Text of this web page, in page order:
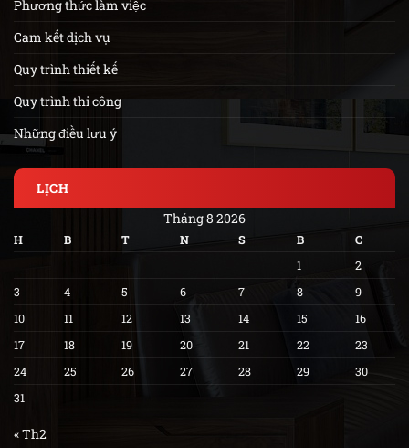
Phương thức làm việc
Cam kết dịch vụ
Quy trình thiết kế
Quy trình thi công
Những điều lưu ý
LỊCH
Tháng 8 2026
H B T N S B
C
1
2
3
4 5 6 7 8
9
10
11 12 13 14 15
16
17
18 19 20 21 22
23
24
25 26 27 28 29
30
31
« Th2